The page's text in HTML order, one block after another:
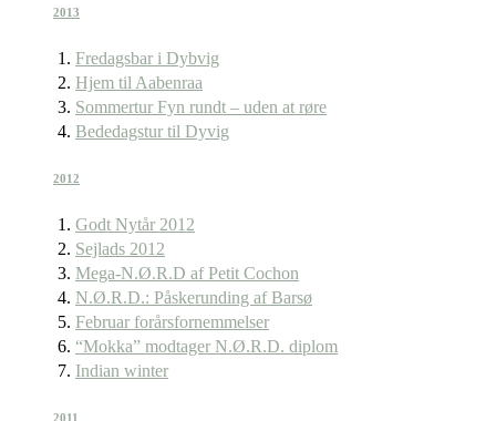
2013
Fredagsbar i Dybvig
Hjem til Aabenraa
Sommertur Fyn rundt – uden at røre
Bededagstur til Dyvig
2012
Godt Nytår 2012
Sejlads 2012
Mega-N.Ø.R.D af Petit Cochon
N.Ø.R.D.: Påskerunding af Barsø
Februar forårsfornemmelser
“Mokka” modtager N.Ø.R.D. diplom
Indian winter
2011